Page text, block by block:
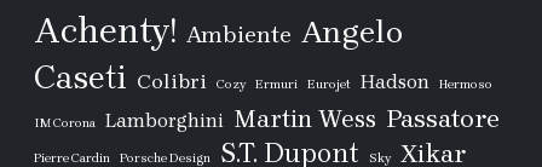
Achenty! Ambiente Angelo
Caseti Colibri Cozy Ermuri Eurojet Hadson Hermoso
IM Corona Lamborghini Martin Wess Passatore
Pierre Cardin Porsche Design S.T. Dupont Sky Xikar